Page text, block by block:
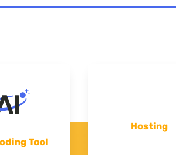
Tool
Hosting